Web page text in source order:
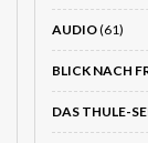
AUDIO(61)
BLICK NACH
DAS THULE-